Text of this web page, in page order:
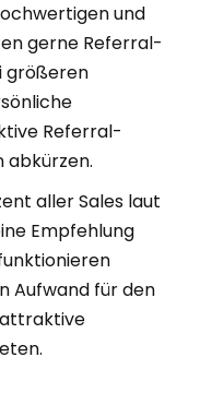
und
gerne Referral-
größeren
Referral-
abkürzen.
aller Sales laut
Empfehlung
Aufwand für den